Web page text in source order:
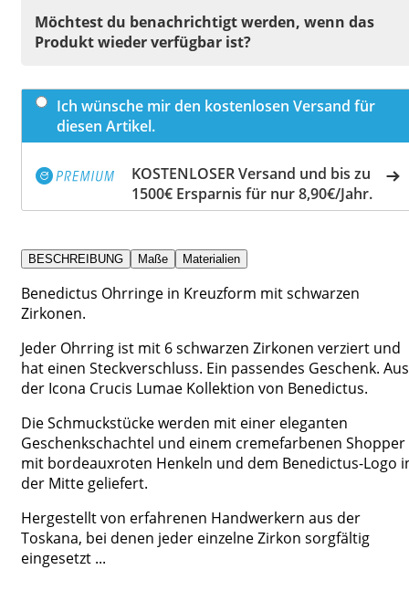
Möchtest du benachrichtigt werden, wenn das
Produkt wieder verfügbar ist?
Ich wünsche mir den kostenlosen Versand für
diesen Artikel.
KOSTENLOSER Versand und bis zu
1500€ Ersparnis für nur 8,90€/Jahr.
BESCHREIBUNG Maße Materialien
Benedictus Ohrringe in Kreuzform mit schwarzen
Zirkonen.
Jeder Ohrring ist mit 6 schwarzen Zirkonen verziert und
hat einen Steckverschluss. Ein passendes Geschenk. Aus
der Icona Crucis Lumae Kollektion von Benedictus.
Die Schmuckstücke werden mit einer eleganten
Geschenkschachtel und einem cremefarbenen Shopper
mit bordeauxroten Henkeln und dem Benedictus-Logo
der Mitte geliefert.
Hergestellt von erfahrenen Handwerkern aus der
Toskana, bei denen jeder einzelne Zirkon sorgfältig
eingesetzt ...